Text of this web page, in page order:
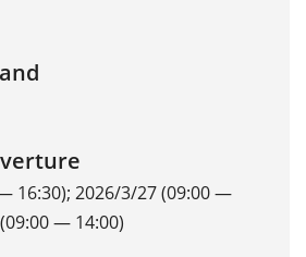
16:30); 2026/3/27 (09:00 —
— 14:00)